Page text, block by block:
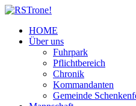
HOME
Über uns
Fuhrpark
Pflichtbereich
Chronik
Kommandanten
Gemeinde